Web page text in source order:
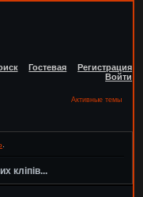
Гостевая
Регистрация
Войти
Активные темы
.
кліпів...